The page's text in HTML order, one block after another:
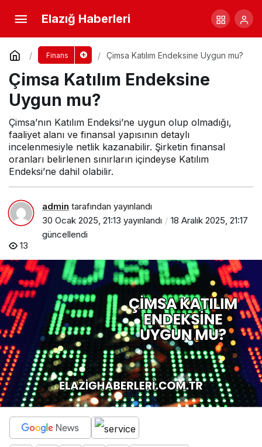
Elazığ Haberleri
Finans Çimsa Katılım Endeksine Uygun mu?
Çimsa Katılım Endeksine
Uygun mu?
Çimsa’nın Katılım Endeksi’ne uygun olup olmadığı,
faaliyet alanı ve finansal yapısının detaylı
incelenmesiyle netlik kazanabilir. Şirketin finansal
oranları belirlenen sınırların içindeyse Katılım
Endeksi’ne dahil olabilir.
admin tarafından yayınlandı
30 Ocak 2025, 21:13 yayınlandı
18 Aralık 2025, 21:17
güncellendi
13
Oba Makarna Katılım Endeksine Uygun mu?
Yorum Yap